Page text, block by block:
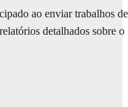
ao enviar trabalhos de
detalhados sobre o